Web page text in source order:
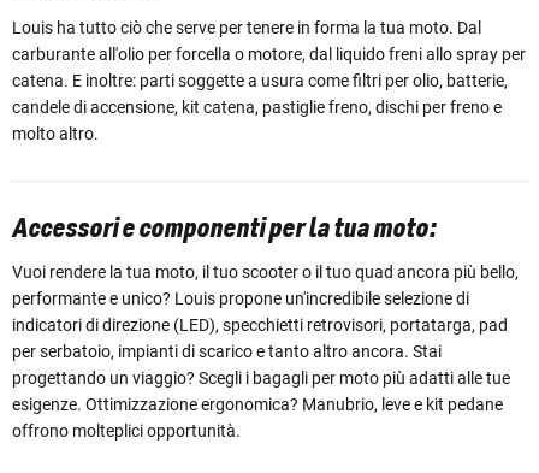
Louis ha tutto ciò che serve per tenere in forma la tua moto. Dal
carburante all'olio per forcella o motore, dal liquido freni allo spray per
catena. E inoltre: parti soggette a usura come filtri per olio, batterie,
candele di accensione, kit catena, pastiglie freno, dischi per freno e
molto altro.
Accessori e componenti per la tua moto:
Vuoi rendere la tua moto, il tuo scooter o il tuo quad ancora più bello,
performante e unico? Louis propone un'incredibile selezione di
indicatori di direzione (LED), specchietti retrovisori, portatarga, pad
per serbatoio, impianti di scarico e tanto altro ancora. Stai
progettando un viaggio? Scegli i bagagli per moto più adatti alle tue
esigenze. Ottimizzazione ergonomica? Manubrio, leve e kit pedane
offrono molteplici opportunità.